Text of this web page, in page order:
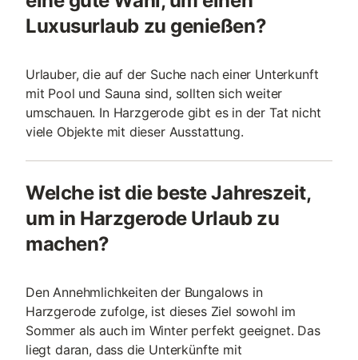
Luxusurlaub zu genießen?
Urlauber, die auf der Suche nach einer Unterkunft
mit Pool und Sauna sind, sollten sich weiter
umschauen. In Harzgerode gibt es in der Tat nicht
viele Objekte mit dieser Ausstattung.
Welche ist die beste Jahreszeit,
um in Harzgerode Urlaub zu
machen?
Den Annehmlichkeiten der Bungalows in
Harzgerode zufolge, ist dieses Ziel sowohl im
Sommer als auch im Winter perfekt geeignet. Das
liegt daran, dass die Unterkünfte mit